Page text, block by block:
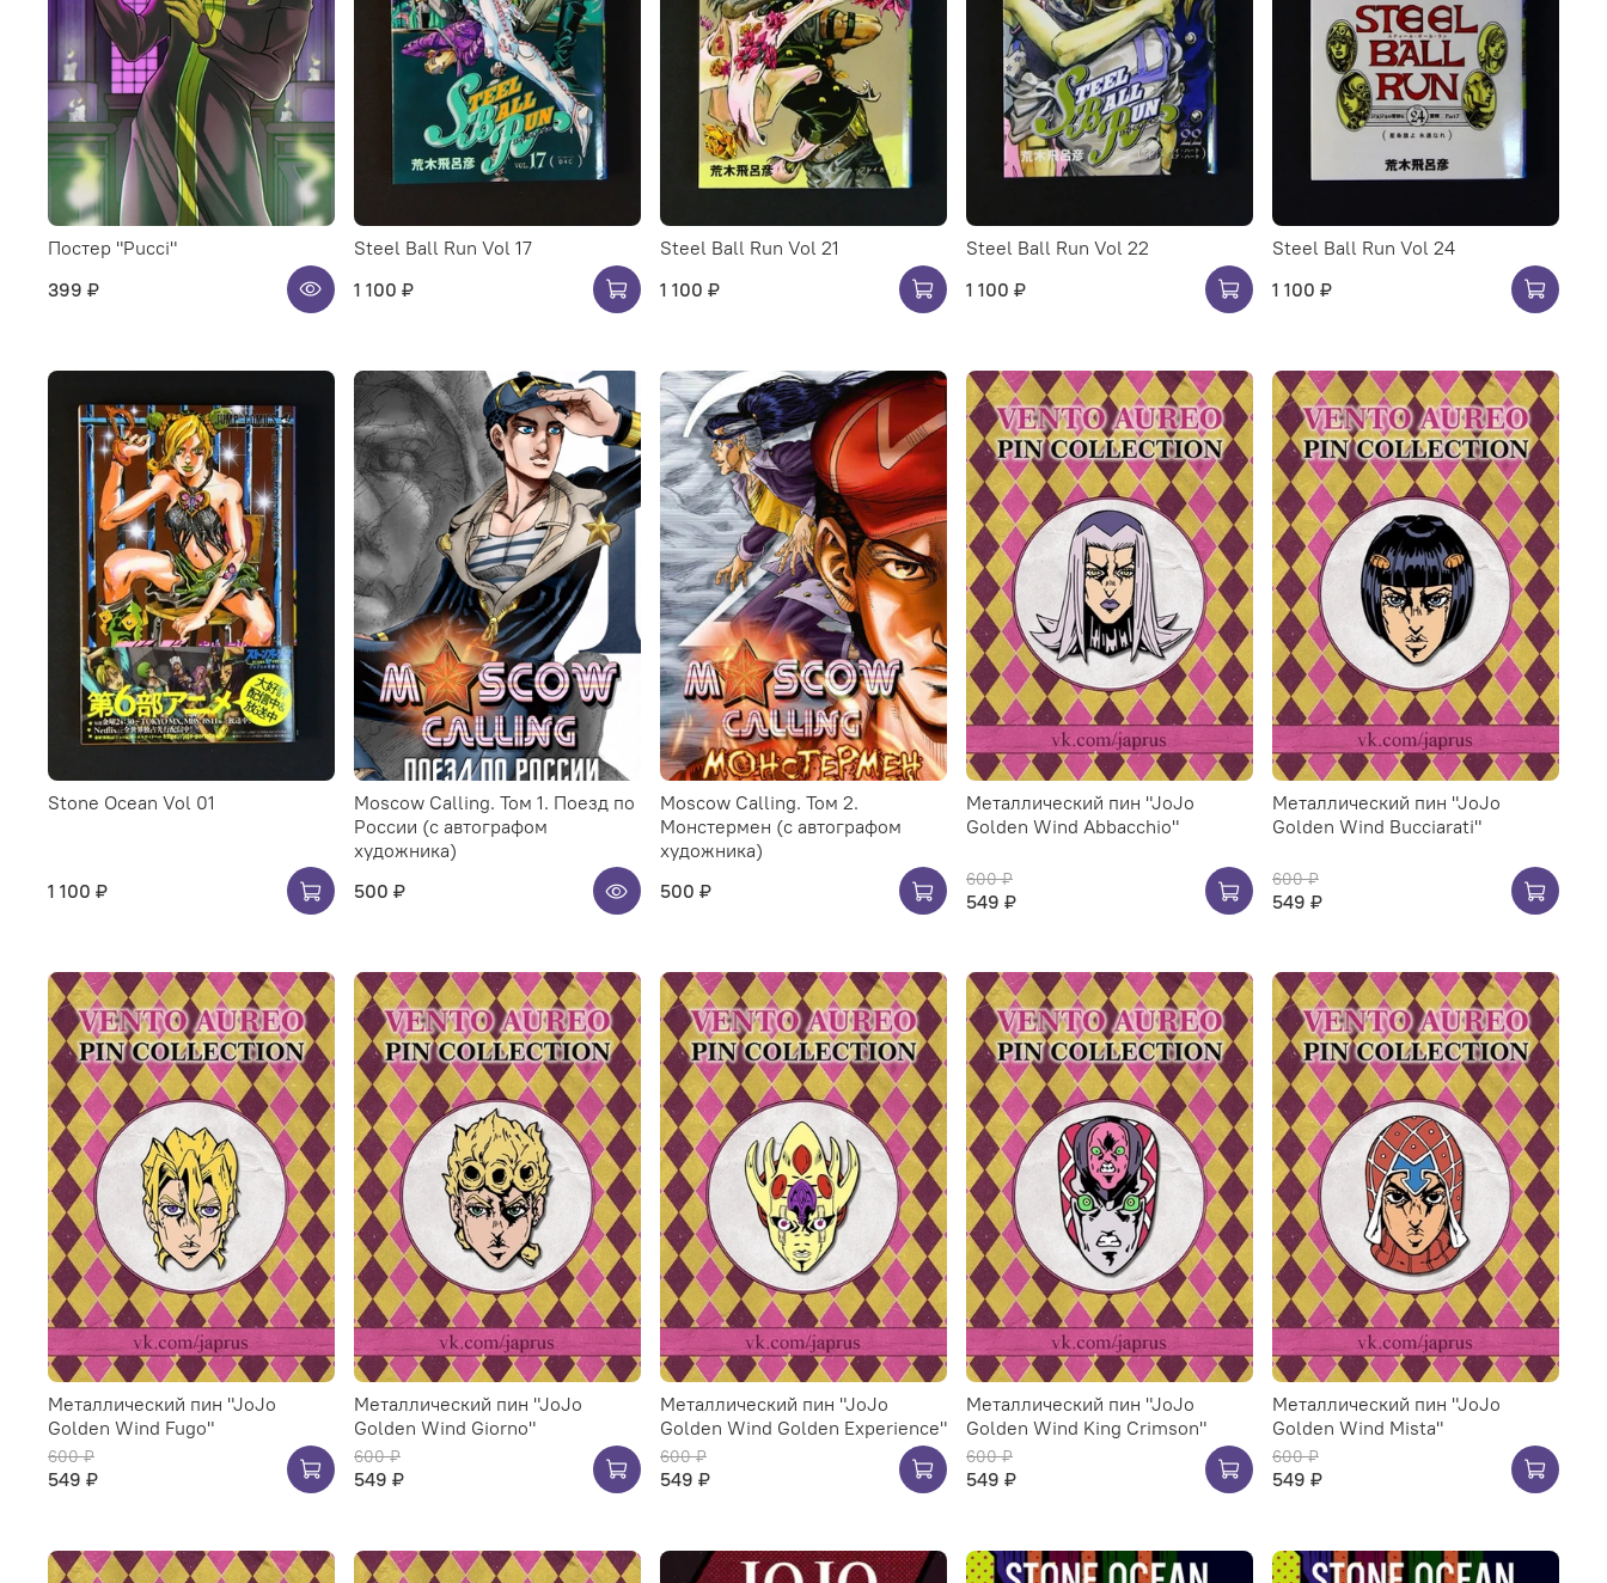
Постер "Pucci"
399 ₽
Steel Ball Run Vol 17
1 100 ₽
Steel Ball Run Vol 21
1 100 ₽
Steel Ball Run Vol 22
1 100 ₽
Steel Ball Run Vol 24
1 100 ₽
Stone Ocean Vol 01
1 100 ₽
Moscow Calling. Том 1. Поезд по
России (с автографом
художника)
500 ₽
Moscow Calling. Том 2.
Монстермен (с автографом
художника)
500 ₽
Металлический пин "JoJo
Golden Wind Abbacchio"
600 ₽
549 ₽
Металлический пин "JoJo
Golden Wind Bucciarati"
600 ₽
549 ₽
Металлический пин "JoJo
Golden Wind Fugo"
600 ₽
549 ₽
Металлический пин "JoJo
Golden Wind Giorno"
600 ₽
549 ₽
Металлический пин "JoJo
Golden Wind Golden Experience"
600 ₽
549 ₽
Металлический пин "JoJo
Golden Wind King Crimson"
600 ₽
549 ₽
Металлический пин "JoJo
Golden Wind Mista"
600 ₽
549 ₽